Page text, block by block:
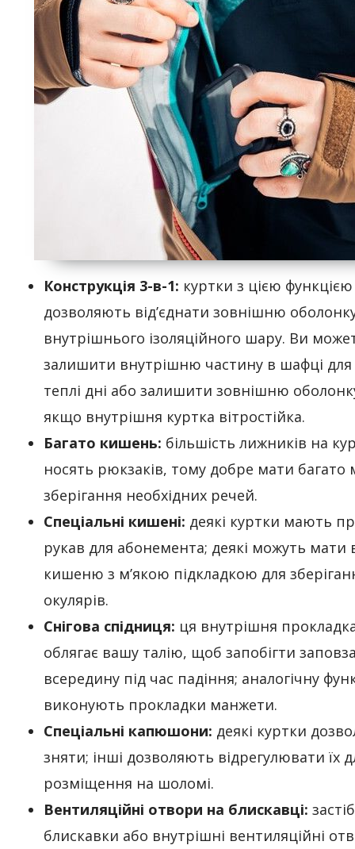
Конструкція 3-в-1: куртки з цією функцією
дозволяють від’єднати зовнішню
внутрішнього ізоляційного шару. Ви
залишити внутрішню частину в шафці
теплі дні або залишити зовнішню
якщо внутрішня куртка вітростійка.
Багато кишень: більшість лижників на
носять рюкзаків, тому добре мати багато
зберігання необхідних речей.
Спеціальні кишені: деякі куртки мають
рукав для абонемента; деякі можуть
кишеню з м’якою підкладкою для
окулярів.
Снігова спідниця: ця внутрішня
облягає вашу талію, щоб запобігти
всередину під час падіння; аналогічну
виконують прокладки манжети.
Спеціальні капюшони: деякі куртки
зняти; інші дозволяють відрегулювати їх
розміщення на шоломі.
Вентиляційні отвори на блискавці:
блискавки або внутрішні вентиляційні